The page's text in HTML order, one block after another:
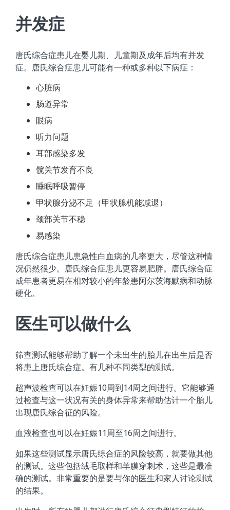
并发症
唐氏综合症患儿在婴儿期、儿童期及成年后均有并发
症。唐氏综合症患儿可能有一种或多种以下病症：
心脏病
肠道异常
眼病
听力问题
耳部感染多发
髋关节发育不良
睡眠呼吸暂停
甲状腺分泌不足（甲状腺机能减退）
颈部关节不稳
易感染
唐氏综合症患儿患急性白血病的几率更大，尽管这种情
况仍然很少。唐氏综合症患儿更容易肥胖。唐氏综合症
成年患者更易在相对较小的年龄患阿尔茨海默病和动脉
硬化。
医生可以做什么
筛查测试能够帮助了解一个未出生的胎儿在出生后是否
将患上唐氏综合症。有几种不同类型的测试。
超声波检查可以在妊娠10周到14周之间进行。它能够通
过检查与这一状况有关的身体异常来帮助估计一个胎儿
出现唐氏综合征的风险。
血液检查也可以在妊娠11周至16周之间进行。
如果这些测试显示唐氏综合症的风险较高，就要做其他
的测试。这些包括绒毛取样和羊膜穿刺术，这些是最准
确的测试。非常重要的是要与你的医生和家人讨论测试
的结果。